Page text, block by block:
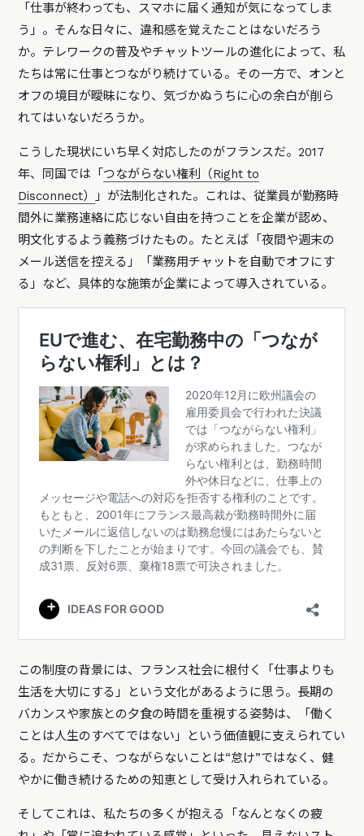
「仕事が終わっても、スマホに届く通知が気になってしま
う」。そんな日々に、違和感を覚えたことはないだろう
か。テレワークの普及やチャットツールの進化によって、私
たちは常に仕事とつながり続けている。その一方で、オンと
オフの境目が曖昧になり、気づかぬうちに心の余白が削ら
れてはいないだろうか。
こうした現状にいち早く対応したのがフランスだ。2017
年、同国では「 つながらない権利（Right to
Disconnect）
」が法制化された。これは、従業員が勤務時
間外に業務連絡に応じない自由を持つことを企業が認め、
明文化するよう義務づけたもの。たとえば「夜間や週末の
メール送信を控える」「業務用チャットを自動でオフにす
る」など、具体的な施策が企業によって導入されている。
この制度の背景には、フランス社会に根付く「仕事よりも
生活を大切にする」という文化があるように思う。長期の
バカンスや家族との夕食の時間を重視する姿勢は、「働く
ことは人生のすべてではない」という価値観に支えられてい
る。だからこそ、つながらないことは“怠け”ではなく、健
やかに働き続けるための知恵として受け入れられている。
そしてこれは、私たちの多くが抱える「なんとなくの疲